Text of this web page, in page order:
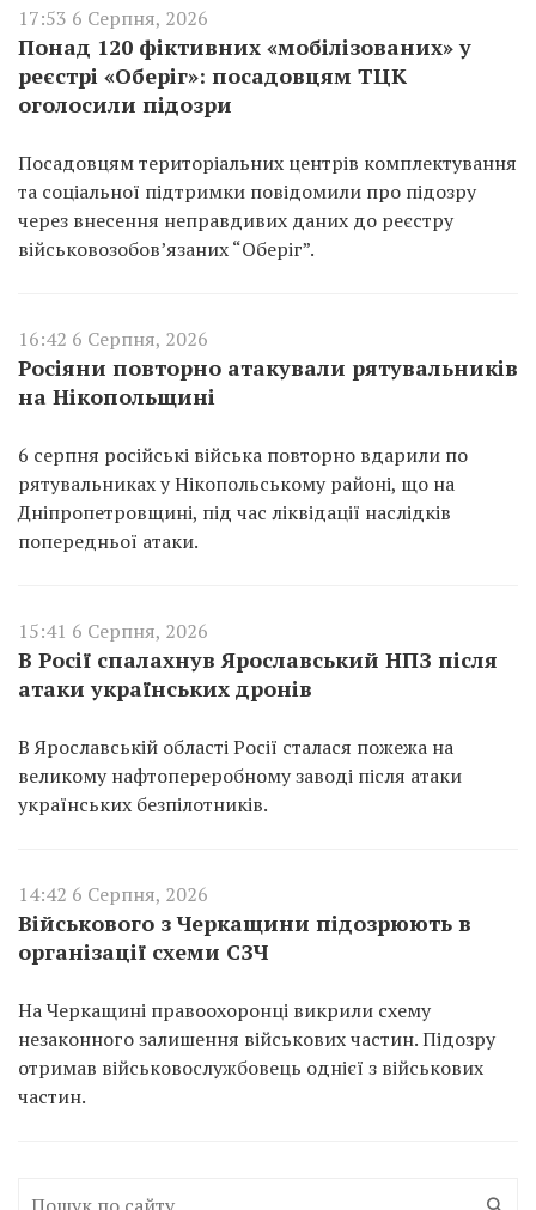
17:53 6 Серпня, 2026
Понад 120 фіктивних «мобілізованих» у
реєстрі «Оберіг»: посадовцям ТЦК
оголосили підозри
Посадовцям територіальних центрів комплектування
та соціальної підтримки повідомили про підозру
через внесення неправдивих даних до реєстру
військовозобов’язаних “Оберіг”.
16:42 6 Серпня, 2026
Росіяни повторно атакували рятувальників
на Нікопольщині
6 серпня російські війська повторно вдарили по
рятувальниках у Нікопольському районі, що на
Дніпропетровщині, під час ліквідації наслідків
попередньої атаки.
15:41 6 Серпня, 2026
В Росії спалахнув Ярославський НПЗ після
атаки українських дронів
В Ярославській області Росії сталася пожежа на
великому нафтопереробному заводі після атаки
українських безпілотників.
14:42 6 Серпня, 2026
Військового з Черкащини підозрюють в
організації схеми СЗЧ
На Черкащині правоохоронці викрили схему
незаконного залишення військових частин. Підозру
отримав військовослужбовець однієї з військових
частин.